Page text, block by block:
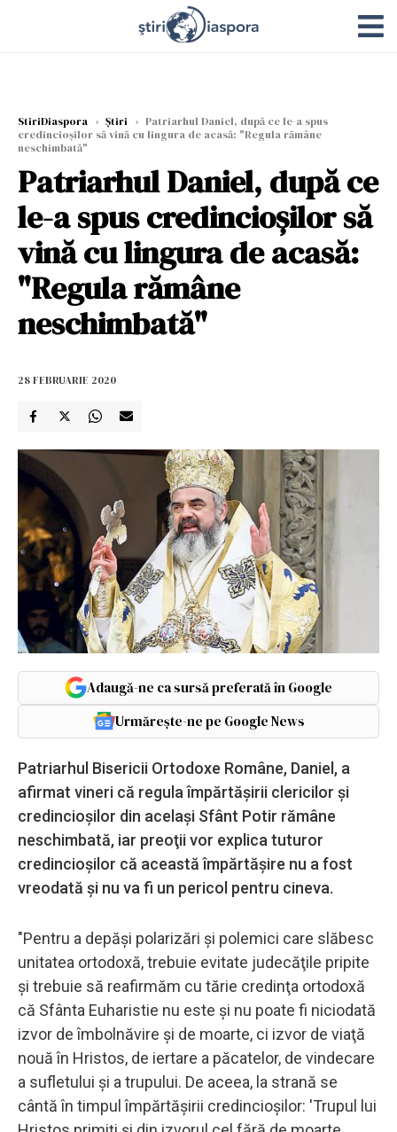
StiriDiaspora › Știri › Patriarhul Daniel, după ce le-a spus
credincioşilor să vină cu lingura de acasă: "Regula rămâne
neschimbată"
Patriarhul Daniel, după ce
le-a spus credincioşilor să
vină cu lingura de acasă:
"Regula rămâne
neschimbată"
28 FEBRUARIE 2020
Adaugă-ne ca sursă preferată în Google
Urmărește-ne pe Google News
Patriarhul Bisericii Ortodoxe Române, Daniel, a
afirmat vineri că regula împărtăşirii clericilor şi
credincioşilor din acelaşi Sfânt Potir rămâne
neschimbată, iar preoţii vor explica tuturor
credincioşilor că această împărtăşire nu a fost
vreodată şi nu va fi un pericol pentru cineva.
"Pentru a depăşi polarizări şi polemici care slăbesc
unitatea ortodoxă, trebuie evitate judecăţile pripite
şi trebuie să reafirmăm cu tărie credinţa ortodoxă
că Sfânta Euharistie nu este şi nu poate fi niciodată
izvor de îmbolnăvire şi de moarte, ci izvor de viaţă
nouă în Hristos, de iertare a păcatelor, de vindecare
a sufletului şi a trupului. De aceea, la strană se
cântă în timpul împărtăşirii credincioşilor: 'Trupul lui